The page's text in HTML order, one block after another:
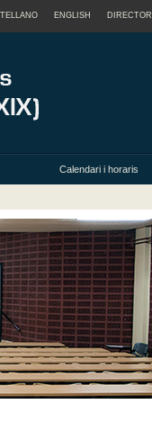
ENGLISH DIRECTORI
Calendari i horaris